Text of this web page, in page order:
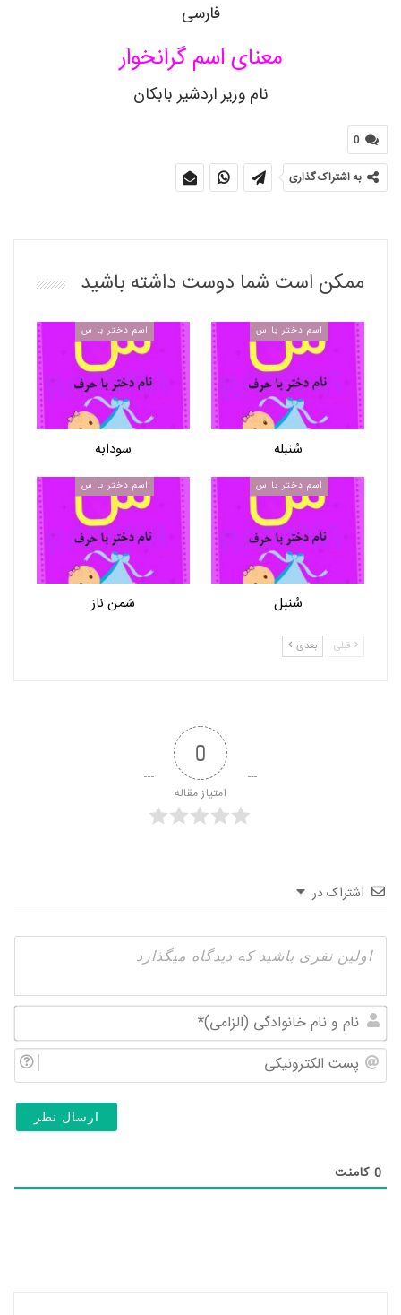
فارسی
معنای اسم گرانخوار
نام وزیر اردشیر بابکان
0
به اشتراک گذاری
ممکن است شما دوست داشته باشید
اسم دختر با س
سُنبله
اسم دختر با س
سودابه
اسم دختر با س
سُنبل
اسم دختر با س
سَمن ناز
قبلی بعدی
0
امتیاز مقاله
اشتراک در
و
0 کامنت